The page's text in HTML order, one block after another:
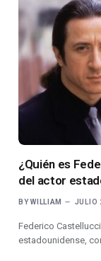
¿Quién es
del actor
BY WILLIAM JULIO
Federico
estadounidense,